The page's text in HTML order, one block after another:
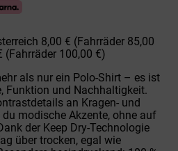
8,00 € (Fahrräder 85,00
(Fahrräder 100,00 €)
als nur ein Polo-Shirt – es ist
Funktion und Nachhaltigkeit.
an Kragen- und
modische Akzente, ohne auf
der Keep Dry-Technologie
über trocken, egal wie